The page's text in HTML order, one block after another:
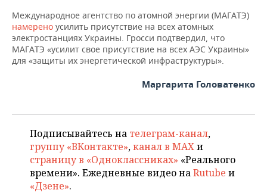
ТЕЛЕКОММУНИКАЦИИ
БИЗНЕС-БРАНЧИ
ONLINE-КОНФЕРЕНЦИИ
ФУТБОЛ
ХОККЕЙ
КИБЕРСПОРТ
ФИГУРНОЕ КАТАНИЕ
ВОДНЫЕ ВИДЫ СПОРТА
НОВОСТИ ОБЩЕСТВА
ВЛАСТЬ
КУЛЬТУРА
МЕДИЦИНА
ОБРАЗОВАНИЕ
ФОТОГАЛЕРЕЯ
СЮЖЕТЫ
СПИСОК КОМПАНИЙ
Международное агентство по атомной энергии (МАГАТЭ)
намерено усилить присутствие на всех атомных
электростанциях Украины. Гросси подтвердил, что
МАГАТЭ «усилит свое присутствие на всех АЭС Украины»
для «защиты их энергетической инфраструктуры».
Маргарита Головатенко
Подписывайтесь на телеграм-канал,
группу «ВКонтакте»,канал в MAXи
страницу в «Одноклассниках» «Реального
времени». Ежедневные видео наRutube и
«Дзене».